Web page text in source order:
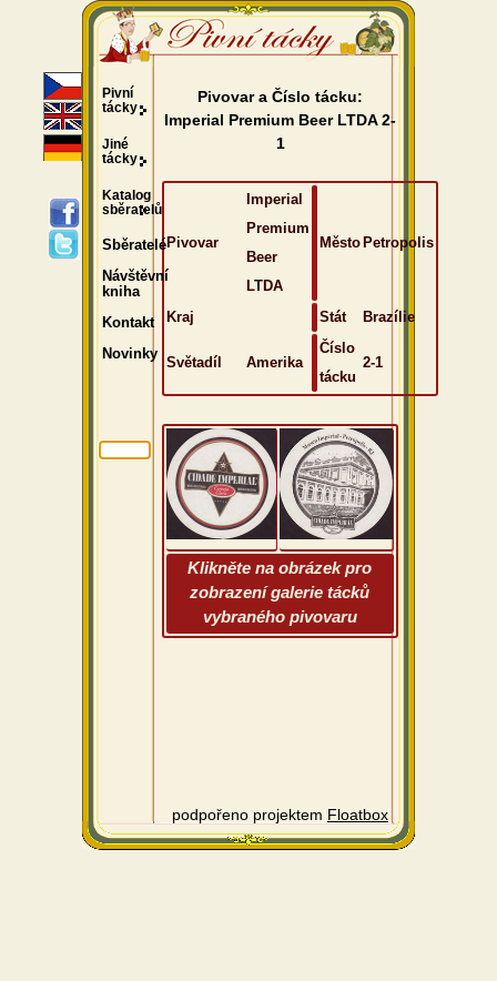
Pivovar a Číslo tácku:
Imperial Premium Beer LTDA 2-
1
Pivovar
Imperial
Premium
Beer
LTDA
Město Petropolis
Kraj Stát Brazílie
Světadíl Amerika
Číslo
tácku
2-1
Klikněte na obrázek pro
zobrazení galerie tácků
vybraného pivovaru
podpořeno projektem Floatbox
Pivní
tácky
Jiné
tácky
Katalog
sběratelů
Sběratelé
Návštěvní
kniha
Kontakt
Novinky